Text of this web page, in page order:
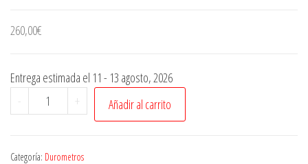
260,00€
Entrega estimada el 11 - 13 agosto, 2026
-
+ Añadir al carrito
Categoría: Durometros